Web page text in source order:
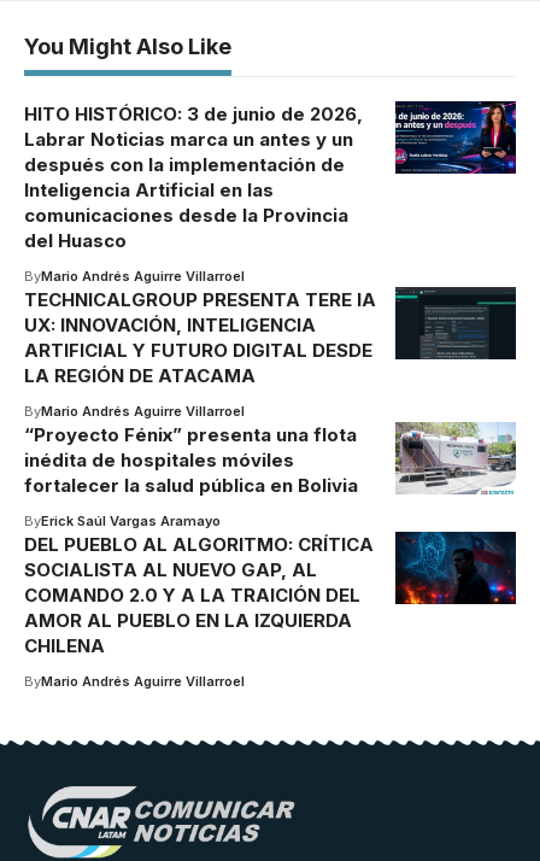
You Might Also Like
HITO HISTÓRICO: 3 de junio de 2026,
Labrar Noticias marca un antes y un
después con la implementación de
Inteligencia Artificial en las
comunicaciones desde la Provincia
del Huasco
ByMario Andrés Aguirre Villarroel
TECHNICALGROUP PRESENTA TERE IA
UX: INNOVACIÓN, INTELIGENCIA
ARTIFICIAL Y FUTURO DIGITAL DESDE
LA REGIÓN DE ATACAMA
ByMario Andrés Aguirre Villarroel
“Proyecto Fénix” presenta una flota
inédita de hospitales móviles
fortalecer la salud pública en Bolivia
ByErick Saúl Vargas Aramayo
DEL PUEBLO AL ALGORITMO: CRÍTICA
SOCIALISTA AL NUEVO GAP, AL
COMANDO 2.0 Y A LA TRAICIÓN DEL
AMOR AL PUEBLO EN LA IZQUIERDA
CHILENA
ByMario Andrés Aguirre Villarroel